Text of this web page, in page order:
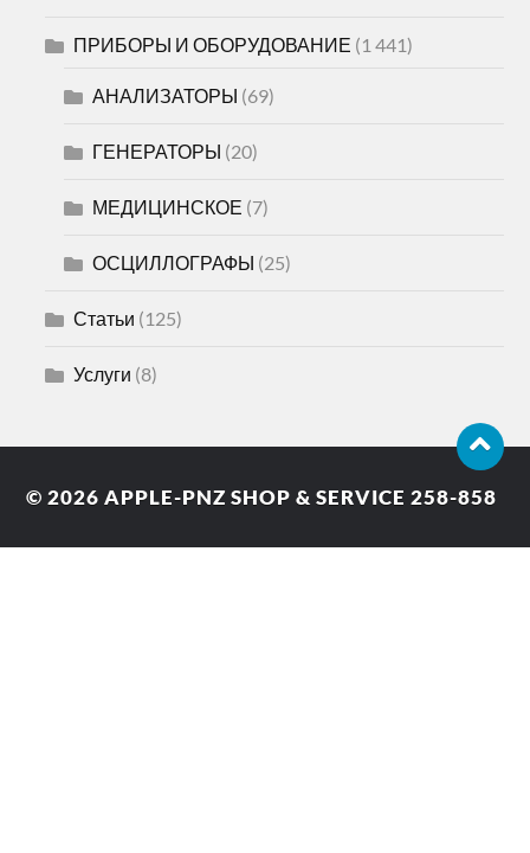
ПРИБОРЫ И ОБОРУДОВАНИЕ (1 441)
АНАЛИЗАТОРЫ (69)
ГЕНЕРАТОРЫ (20)
МЕДИЦИНСКОЕ (7)
ОСЦИЛЛОГРАФЫ (25)
Статьи (125)
Услуги (8)
© 2026APPLE-PNZ SHOP & SERVICE 258-858